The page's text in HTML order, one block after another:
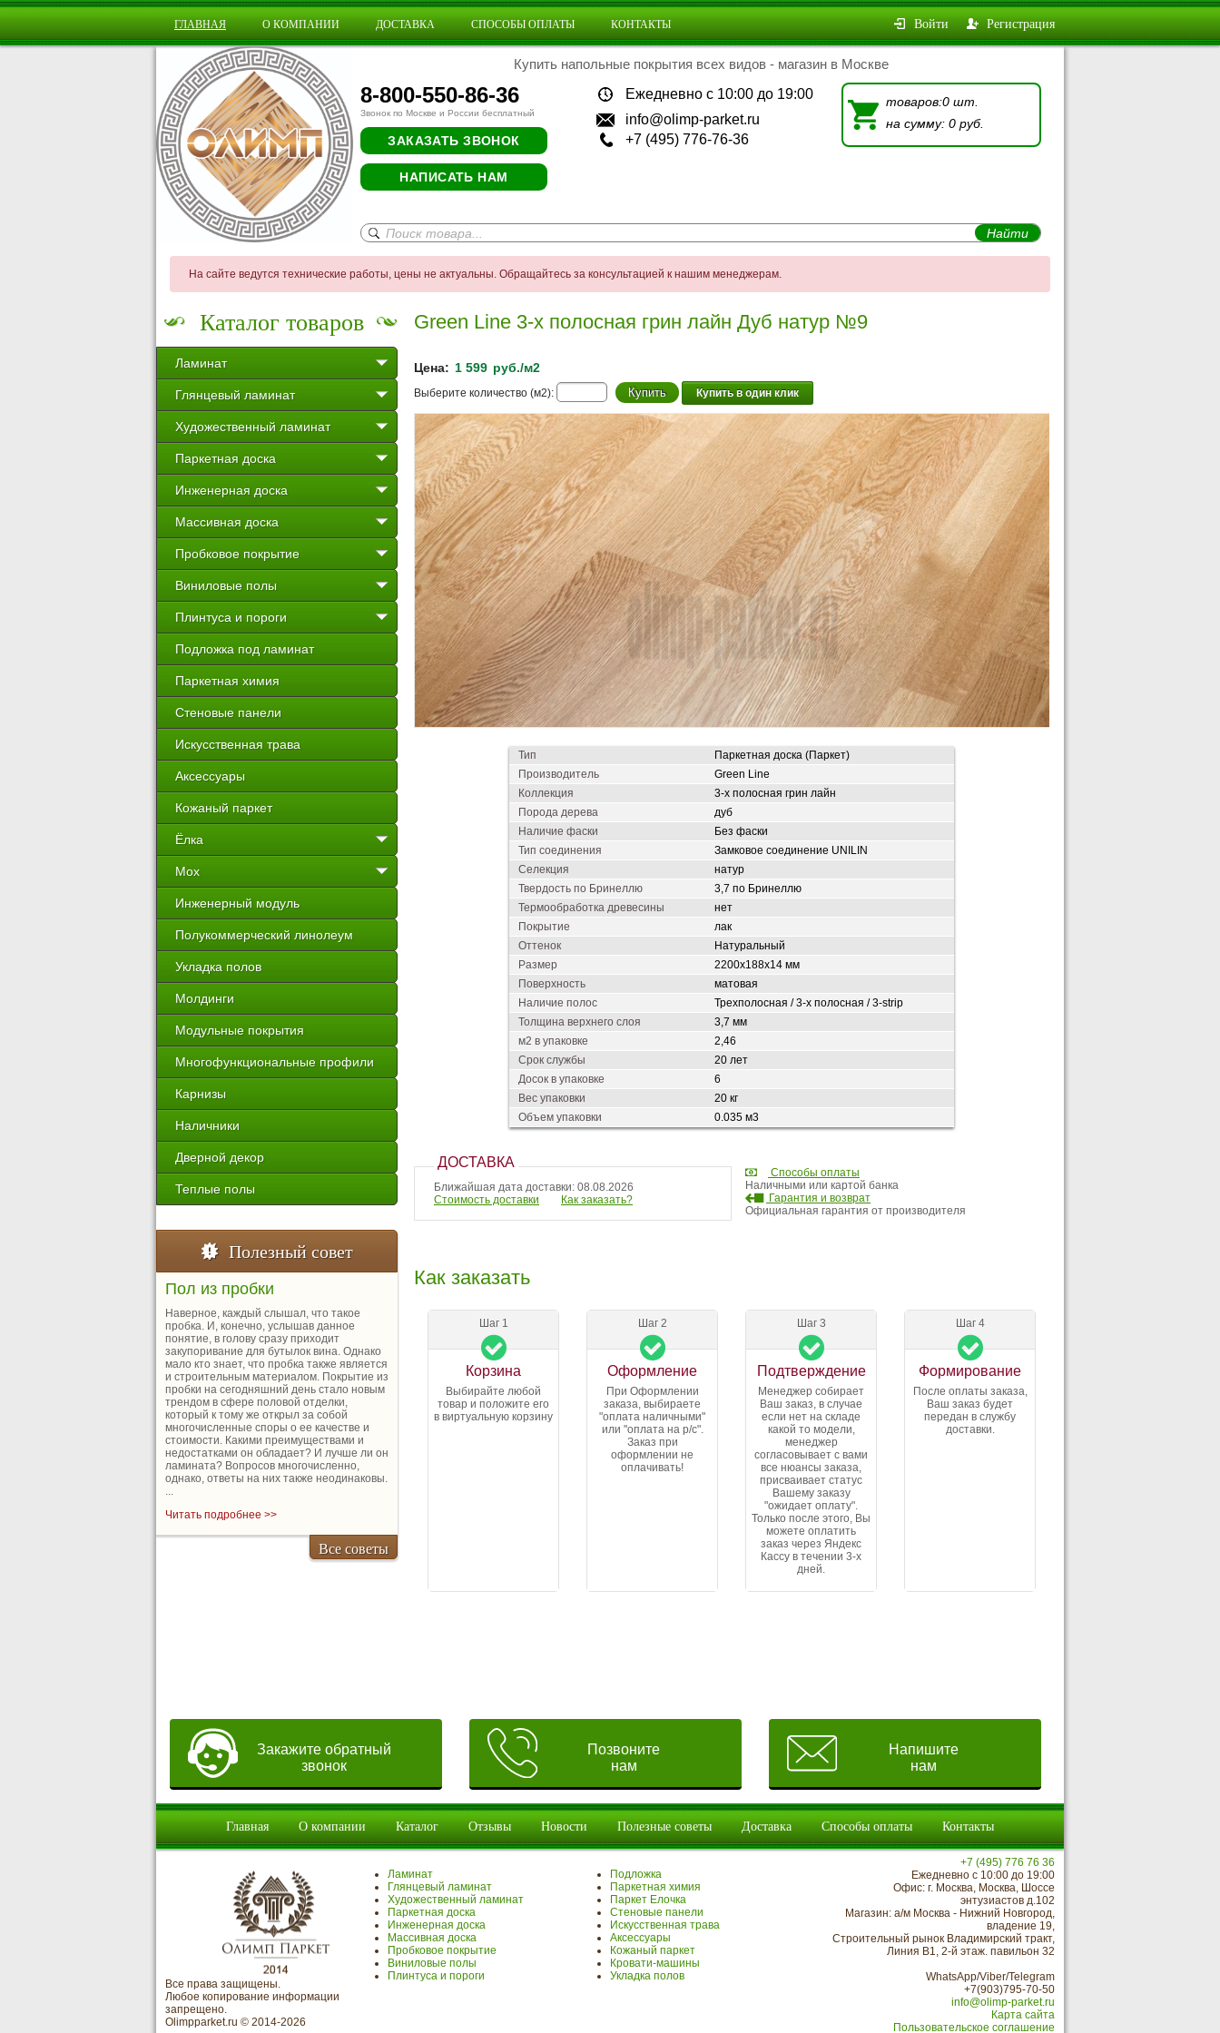
ГЛАВНАЯ О КОМПАНИИ ДОСТАВКА СПОСОБЫ ОПЛАТЫ КОНТАКТЫ Войти Регистрация
Купить напольные покрытия всех видов - магазин в Москве
8-800-550-86-36
Звонок по Москве и России бесплатный
ЗАКАЗАТЬ ЗВОНОК
НАПИСАТЬ НАМ
Ежедневно с 10:00 до 19:00
info@olimp-parket.ru
+7 (495) 776-76-36
товаров:0 шт.
на сумму: 0 руб.
На сайте ведутся технические работы, цены не актуальны. Обращайтесь за консультацией к нашим менеджерам.
Каталог товаров
Ламинат
Глянцевый ламинат
Художественный ламинат
Паркетная доска
Инженерная доска
Массивная доска
Пробковое покрытие
Виниловые полы
Плинтуса и пороги
Подложка под ламинат
Паркетная химия
Стеновые панели
Искусственная трава
Аксессуары
Кожаный паркет
Ёлка
Мох
Инженерный модуль
Полукоммерческий линолеум
Укладка полов
Молдинги
Модульные покрытия
Многофункциональные профили
Карнизы
Наличники
Дверной декор
Теплые полы
Полезный совет
Пол из пробки
Наверное, каждый слышал, что такое
пробка. И, конечно, услышав данное
понятие, в голову сразу приходит
закупоривание для бутылок вина. Однако
мало кто знает, что пробка также является
и строительным материалом. Покрытие из
пробки на сегодняшний день стало новым
трендом в сфере половой отделки,
который к тому же открыл за собой
многочисленные споры о ее качестве и
стоимости. Какими преимуществами и
недостатками он обладает? И лучше ли он
ламината? Вопросов многочисленно,
однако, ответы на них также неодинаковы.
...
Читать подробнее >>
Все советы
Green Line 3-х полосная грин лайн Дуб натур №9
Цена: 1 599 руб./м2
Выберите количество (м2): Купить в один клик
Тип
Паркетная доска (Паркет)
Производитель
Green Line
Коллекция
3-х полосная грин лайн
Порода дерева
дуб
Наличие фаски
Без фаски
Тип соединения
Замковое соединение UNILIN
Селекция
натур
Твердость по Бринеллю
3,7 по Бринеллю
Термообработка древесины
нет
Покрытие
лак
Оттенок
Натуральный
Размер
2200х188х14 мм
Поверхность
матовая
Наличие полос
Трехполосная / 3-х полосная / 3-strip
Толщина верхнего слоя
3,7 мм
м2 в упаковке
2,46
Срок службы
20 лет
Досок в упаковке
6
Вес упаковки
20 кг
Объем упаковки
0.035 м3
ДОСТАВКА
Ближайшая дата доставки: 08.08.2026
Стоимость доставки
Как заказать?
Способы оплаты
Наличными или картой банка
Гарантия и возврат
Официальная гарантия от производителя
Как заказать
Шаг 1
Корзина
Выбирайте любой
товар и положите его
в виртуальную корзину
Шаг 2
Оформление
При Оформлении
заказа, выбираете
"оплата наличными"
или "оплата на р/с".
Заказ при
оформлении не
оплачивать!
Шаг 3
Подтверждение
Менеджер собирает
Ваш заказ, в случае
если нет на складе
какой то модели,
менеджер
согласовывает с вами
все нюансы заказа,
присваивает статус
Вашему заказу
"ожидает оплату".
Только после этого, Вы
можете оплатить
заказ через Яндекс
Кассу в течении 3-х
дней.
Шаг 4
Формирование
После оплаты заказа,
Ваш заказ будет
передан в службу
доставки.
Закажите обратный
звонок
Позвоните
нам
Напишите
нам
Главная О компании Каталог Отзывы Новости Полезные советы Доставка Способы оплаты Контакты
Все права защищены.
Любое копирование информации
запрещено.
Olimpparket.ru © 2014-2026
Ламинат
Глянцевый ламинат
Художественный ламинат
Паркетная доска
Инженерная доска
Массивная доска
Пробковое покрытие
Виниловые полы
Плинтуса и пороги
Подложка
Паркетная химия
Паркет Елочка
Стеновые панели
Искусственная трава
Аксессуары
Кожаный паркет
Кровати-машины
Укладка полов
+7 (495) 776 76 36
Ежедневно с 10:00 до 19:00
Офис: г. Москва, Москва, Шоссе
энтузиастов д.102
Магазин: а/м Москва - Нижний Новгород,
владение 19,
Строительный рынок Владимирский тракт,
Линия В1, 2-й этаж. павильон 32
WhatsApp/Viber/Telegram
+7(903)795-70-50
info@olimp-parket.ru
Карта сайта
Пользовательское соглашение